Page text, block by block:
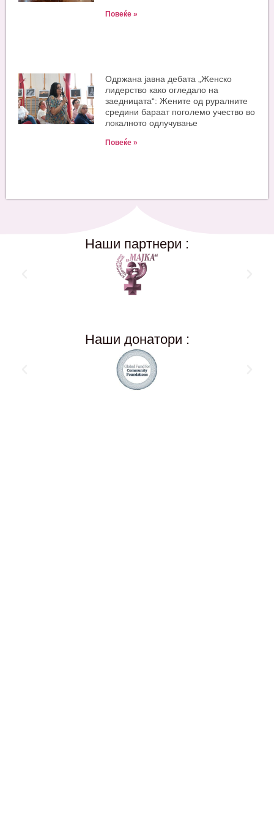
Повеќе »
Одржана јавна дебата „Женско
лидерство како огледало на
заедницата“: Жените од руралните
средини бараат поголемо учество во
локалното одлучување
Повеќе »
Наши партнери :
Наши донатори :